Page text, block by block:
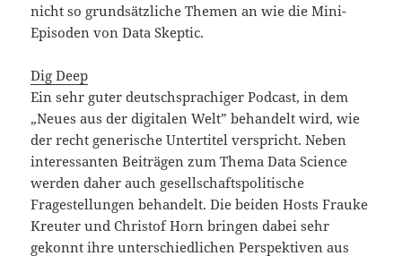
nicht so grundsätzliche Themen an wie die Mini-
Episoden von Data Skeptic.
Dig Deep
Ein sehr guter deutschsprachiger Podcast, in dem
„Neues aus der digitalen Welt” behandelt wird, wie
der recht generische Untertitel verspricht. Neben
interessanten Beiträgen zum Thema Data Science
werden daher auch gesellschaftspolitische
Fragestellungen behandelt. Die beiden Hosts Frauke
Kreuter und Christof Horn bringen dabei sehr
gekonnt ihre unterschiedlichen Perspektiven aus